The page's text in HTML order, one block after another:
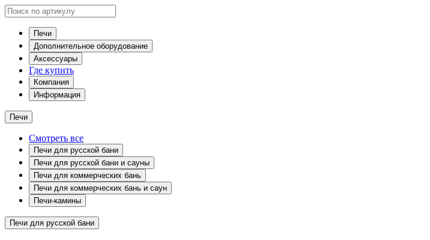
Печи
Дополнительное оборудование
Аксессуары
Где купить
Компания
Информация
Печи
Смотреть все
Печи для русской бани
Печи для русской бани и сауны
Печи для коммерческих бань
Печи для коммерческих бань и саун
Печи-камины
Печи для русской бани